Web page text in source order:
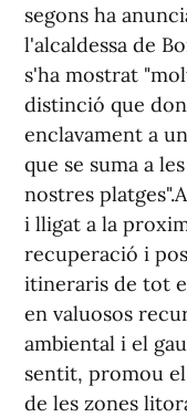
segons ha
l'alcaldessa de
s'ha mostrat
distinció que
enclavament a
que se suma a
nostres
i lligat a la
recuperació i
itineraris de tot
en valuosos
ambiental i el
sentit, promou
de les zones